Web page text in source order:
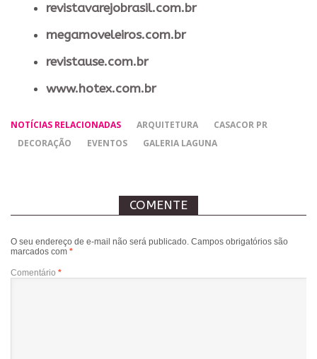
revistavarejobrasil.com.br
megamoveleiros.com.br
revistause.com.br
www.hotex.com.br
NOTÍCIAS RELACIONADAS ARQUITETURA
CASACOR PR
DECORAÇÃO
EVENTOS GALERIA LAGUNA
COMENTE
O seu endereço de e-mail não será publicado. Campos obrigatórios são
marcados com *
Comentário *